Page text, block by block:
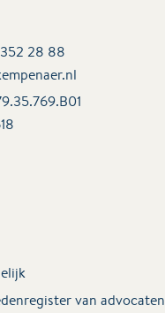
28 88
van advocaten